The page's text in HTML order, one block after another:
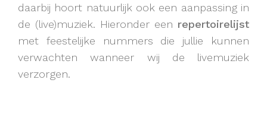
daarbij hoort natuurlijk ook een aanpassing in
de (live)muziek. Hieronder een repertoirelijst
met feestelijke nummers die jullie kunnen
verwachten wanneer wij de livemuziek
verzorgen.